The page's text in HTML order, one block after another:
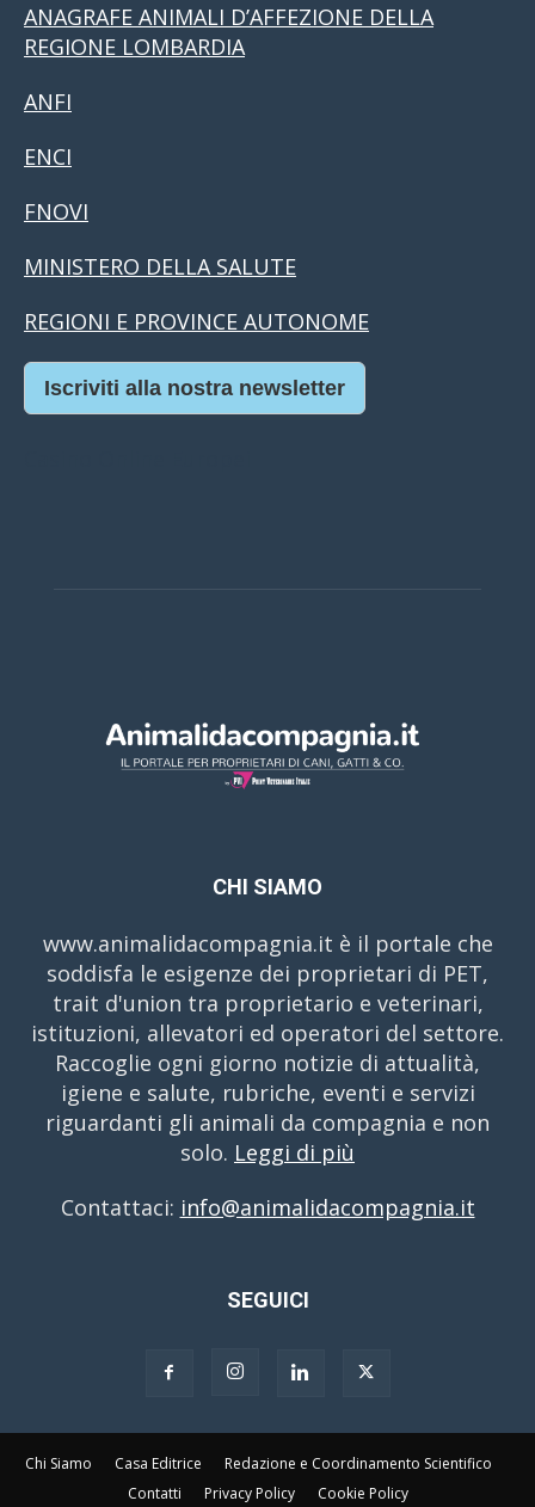
ANAGRAFE ANIMALI D’AFFEZIONE DELLA
REGIONE LOMBARDIA
ANFI
ENCI
FNOVI
MINISTERO DELLA SALUTE
REGIONI E PROVINCE AUTONOME
Iscriviti alla nostra newsletter
CHI SIAMO
www.animalidacompagnia.it è il portale che
soddisfa le esigenze dei proprietari di PET,
trait d'union tra proprietario e veterinari,
istituzioni, allevatori ed operatori del settore.
Raccoglie ogni giorno notizie di attualità,
igiene e salute, rubriche, eventi e servizi
riguardanti gli animali da compagnia e non
solo. Leggi di più
Contattaci: info@animalidacompagnia.it
SEGUICI
Chi Siamo Casa Editrice
Redazione e Coordinamento Scientifico
Contatti
Privacy Policy Cookie Policy